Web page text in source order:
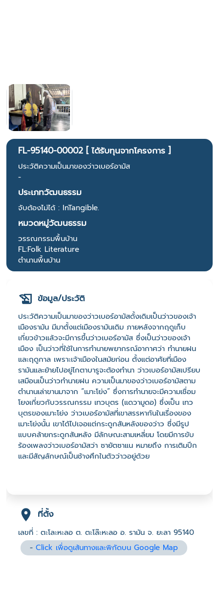
FL-95140-00002 [ ได้รับทุนจากโครงการ ]
ประวัติความเป็นมาของว่าวเบอร์อามัส
-
ประเภทวัฒนธรรม
จับต้องไม่ได้ : InTangible.
หมวดหมู่วัฒนธรรม
วรรณกรรมพื้นบ้าน
FL:Folk Literature
ตำนานพื้นบ้าน
ข้อมูล/ประวัติ
ประวัติความเป็นมาของว่าวเบอร์อามัสดั้งเดิมเป็นว่าวของเจ้า
เมืองรามัน มีมาตั้งแต่เมืองรามันเดิม ภายหลังจากฤดูเก็บ
เกี่ยวข้าวแล้วจะมีการขึ้นว่าวเบอร์อามัส ซึ่งเป็นว่าวของเจ้า
เมือง เป็นว่าวที่ใช้ในการทำนายพยากรณ์อากาศว่า ทำนายฝน
และฤดูกาล เพราะเจ้าเมืองในสมัยก่อน ตั้งแต่อาศัยที่เมือง
รามันและย้ายไปอยู่โกตาบารูจะต้องทํานา ว่าวเบอร์อามัสเปรียบ
เสมือนเป็นว่าวทํานายฝน ความเป็นมาของว่าวเบอร์อามัสตาม
ตํานานเล่าขานมาจาก “เมาะโย่ง” ซึ่งการทํานายจะมีความเชื่อม
โยงเกี่ยวกับวรรณกรรม เทวบุตร (แดวามูดอ) ซึ่งเป็น เทว
บุตรของเมาะโย่ง ว่าวเบอร์อามัสที่เขาสรรหากันในเรื่องของ
เมาะโย่งนั้น เขาได้ไปเจอแต่กระดูกสันหลังของว่าว ซึ่งมีรูป
แบบคล้ายกระดูกสันหลัง มีลักษณะสามเหลี่ยม โดยมีการขับ
ร้องเพลงว่าวเบอร์อามัสว่า ซายัตซาแน หมายถึง การเติมปีก
และมีสัญลักษณ์เป็นช้างศึกในตัวว่าวอยู่ด้วย
ที่ตั้ง
เลขที่ : ตะโละหะลอ ต. ตะโล๊ะหะลอ อ. รามัน จ. ยะลา 95140
-Click เพื่อดูเส้นทางและพิกัดบน Google Map